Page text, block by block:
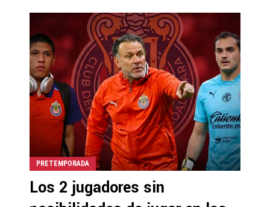
PRETEMPORADA
Los 2 jugadores sin